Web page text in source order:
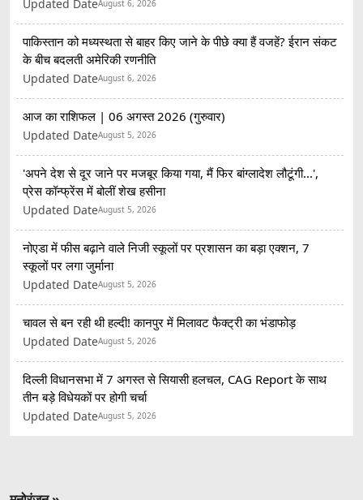
Updated DateAugust 6, 2026
पाकिस्तान को मध्यस्थता से बाहर किए जाने के पीछे क्या हैं वजहें? ईरान संकट
के बीच बदलती अमेरिकी रणनीति
Updated DateAugust 6, 2026
आज का राशिफल | 06 अगस्त 2026 (गुरुवार)
Updated DateAugust 5, 2026
'अपने देश से दूर जाने पर मजबूर किया गया, मैं फिर बांग्लादेश लौटूंगी...',
प्रेस कॉन्फ्रेंस में बोलीं शेख हसीना
Updated DateAugust 5, 2026
नोएडा में फीस बढ़ाने वाले निजी स्कूलों पर प्रशासन का बड़ा एक्शन, 7
स्कूलों पर लगा जुर्माना
Updated DateAugust 5, 2026
चावल से बन रही थी हल्दी! कानपुर में मिलावट फैक्ट्री का भंडाफोड़
Updated DateAugust 5, 2026
दिल्ली विधानसभा में 7 अगस्त से सियासी हलचल, CAG Report के साथ
तीन बड़े विधेयकों पर होगी चर्चा
Updated DateAugust 5, 2026